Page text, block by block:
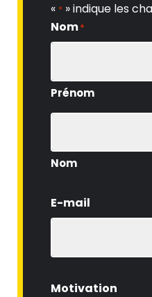
« * » indique les
Nom*
Prénom
Nom
E-mail
Motivation